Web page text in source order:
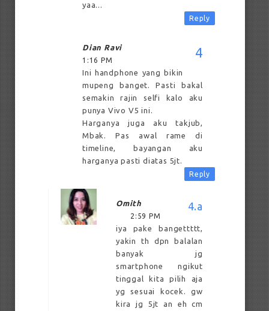
yaa...
Reply
Dian Ravi
1:16 PM
Ini handphone yang bikin
mupeng banget. Pasti bakal
semakin rajin selfi kalo aku
punya Vivo V5 ini.
Harganya juga aku takjub,
Mbak. Pas awal rame di
timeline, bayangan aku
harganya pasti diatas 5jt.
Reply
Omith
2:59 PM
iya pake bangettttt,
yakin th dpn balalan
banyak jg
smartphone ngikut
tinggal kita pilih aja
yg sesuai kocek. gw
kira jg 5jt an eh cm